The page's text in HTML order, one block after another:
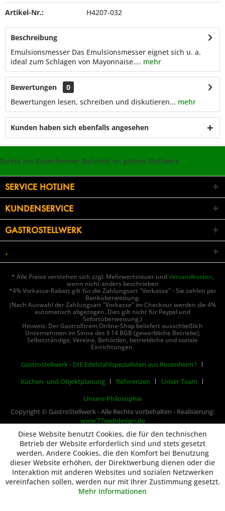
Artikel-Nr.: H4207-032
Beschreibung
Emulsionsmesser Das Emulsionsmesser eignet sich u. a.
ideal zum Schlagen von Mayonnaise.... mehr
Bewertungen
0
Bewertungen lesen, schreiben und diskutieren... mehr
Kunden haben sich ebenfalls angesehen
Direkt am Rosenheimer Bahnhof im gelben Stellwerk
SERVICE HOTLINE
KUNDENSERVICE
GASTROSTELLWERK
.
* Alle Preise verstehen sich zzgl. Mehrwertsteuer undVersandkosten,
wenn nicht anders beschrieben
*4% Vorkasse-Rabatt gilt für die Zahlungsart "Vorkasse" - Sie zahlen per
Banküberweisung.
(Nach Auswahl der Zahlungsart "Vorkasse" im Checkout werden die 4%
automatisch abgezogen. Dies gilt nicht für Paypal und
Sofortüberweisung.)
Hinweis: Der GastroXtrem Online-Shop beliefert ausschließlich
Unternehmen im Sinne des § 14 BGB (gewerbliche Betriebe),
Selbstständige, Vereine, Behörden, betriebliche und soziale
Einrichtungen.
Gastrostellwerk - DIE Edelstahlspezialisten aus Rosenheim !
Küchen- und Objektplanung
Referenzen
Unser Team
Unsere Philosophie
Copyright © GastroStellwerk - Alle Rechte vorbehalten - Realisierung:
www.77webdesign.de
Diese Website benutzt Cookies, die für den technischen
Betrieb der Website erforderlich sind und stets gesetzt
werden. Andere Cookies, die den Komfort bei Benutzung
dieser Website erhöhen, der Direktwerbung dienen oder die
Interaktion mit anderen Websites und sozialen Netzwerken
vereinfachen sollen, werden nur mit Ihrer Zustimmung gesetzt.
Mehr Informationen